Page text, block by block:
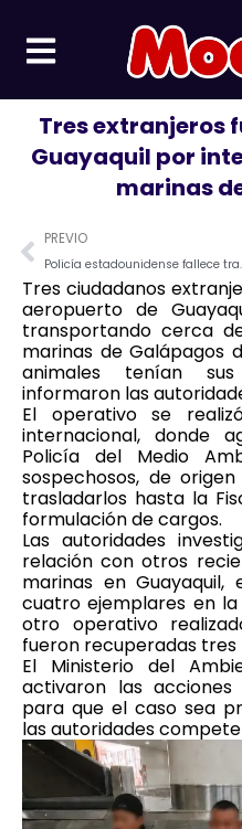
contenido
Tres extranjeros
Guayaquil por
marinas
Prev
PREVIO
Policía
Tres ciudadanos
aeropuerto de
transportando cerca
marinas de Galápagos
animales tenían
informaron las
El operativo se
internacional, donde
Policía del Medio
sospechosos, de
trasladarlos hasta la
formulación de cargos.
Las autoridades
relación con otros
marinas en
cuatro ejemplares en
otro operativo
fueron recuperadas tres
El Ministerio del
activaron las acciones
para que el caso sea
las autoridades